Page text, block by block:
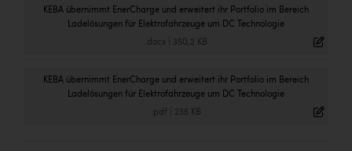
KEBA übernimmt EnerCharge und erweitert ihr Portfolio im Bereich
Ladelösungen für Elektrofahrzeuge um DC Technologie
.docx 350,2 KB
KEBA übernimmt EnerCharge und erweitert ihr Portfolio im Bereich
Ladelösungen für Elektrofahrzeuge um DC Technologie
.pdf 235 KB